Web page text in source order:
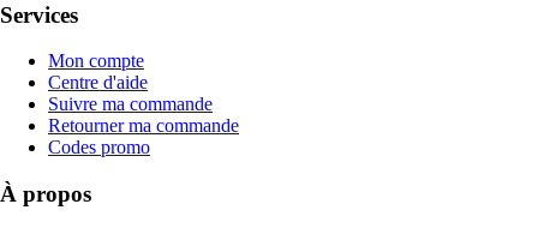
Services
Mon compte
Centre d'aide
Suivre ma commande
Retourner ma commande
Codes promo
À propos